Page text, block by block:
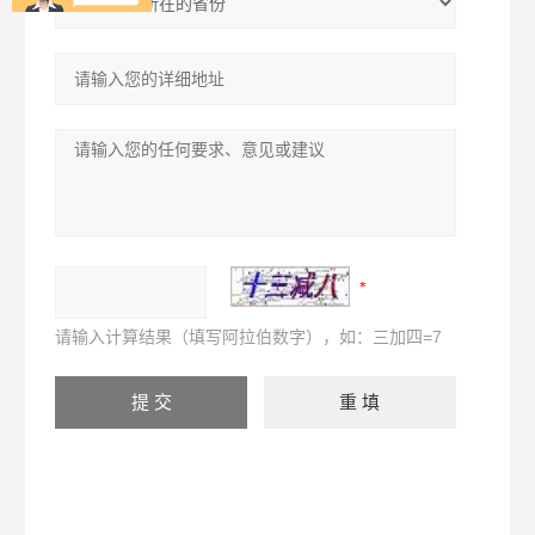
请输入计算结果（填写阿拉伯数字），如：三加四=7